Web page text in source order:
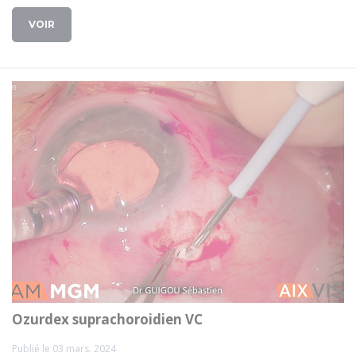
VOIR
Ozurdex suprachoroidien VC
Publié le 03 mars. 2024